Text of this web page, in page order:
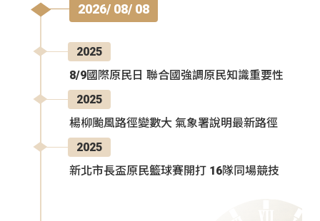
2026/ 08/ 08
2025
8/9國際原民日 聯合國強調原民知識重要性
2025
楊柳颱風路徑變數大 氣象署說明最新路徑
2025
新北市長盃原民籃球賽開打 16隊同場競技